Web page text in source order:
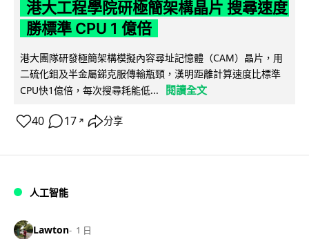
港大工程學院研極簡架構晶片 搜尋速度
勝標準 CPU 1 億倍
港大團隊研發極簡架構模擬內容尋址記憶體（CAM）晶片，用
二硫化鉬及半金屬銻克服傳輸瓶頸，漢明距離計算速度比標準
CPU快1億倍，每次搜尋耗能低...
閱讀全文
40 17 ↗ 分享
人工智能
Lawton 1 日